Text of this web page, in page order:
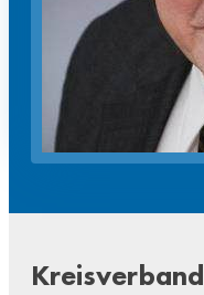
Kreisverband